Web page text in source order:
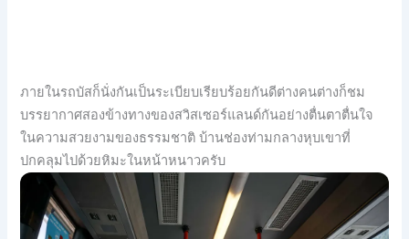
ภายในรถบัสก็นั่งกันเป็นระเบียบเรียบร้อยกันดีต่างคนต่างก็ชม
บรรยากาศสองข้างทางของสวิสเซอร์แลนด์กันอย่างตื่นตาตื่นใจ
ในความสวยงามของธรรมชาติ บ้านช่องท่ามกลางหุบเขาที่
ปกคลุมไปด้วยหิมะในหน้าหนาวครับ